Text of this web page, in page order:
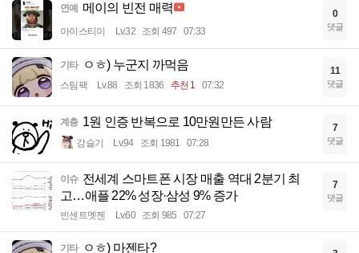
연예 메이의 빈전 매력
아이스티이 Lv.32 조회 497 07:33
0
댓글
기타 ㅇㅎ) 누군지 까먹음
스팀팩 Lv.88 조회 1836 추천 1 07:32
11
댓글
계층 1원 인증 반복으로 10만원만든 사람
강슬기 Lv.94 조회 1981 07:28
7
댓글
이슈 전세계 스마트폰 시장 매출 역대 2분기 최
고…애플 22% 성장·삼성 9% 증가
빈센트멧젠 Lv.60 조회 985 07:27
7
댓글
기타 ㅇㅎ) 마젠타?